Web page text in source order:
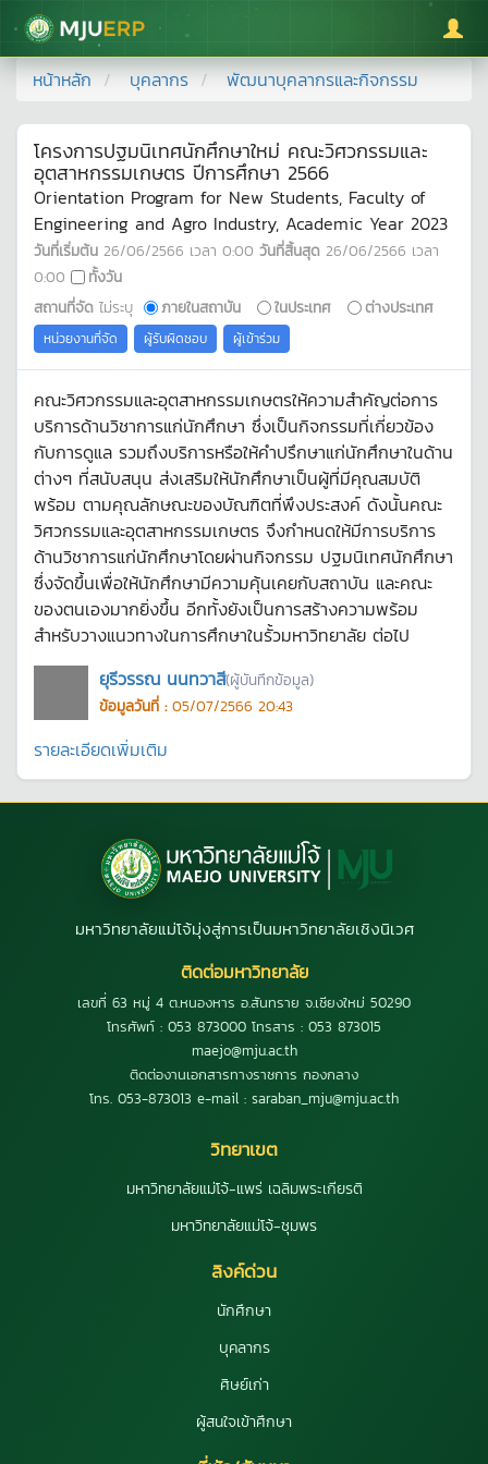
มหาวิทยาลัยแม่โจ้
หน้าหลัก บุคลากร พัฒนาบุคลากรและกิจกรรม
โครงการปฐมนิเทศนักศึกษาใหม่ คณะวิศวกรรมและ
อุตสาหกรรมเกษตร ปีการศึกษา 2566
Orientation Program for New Students, Faculty of
Engineering and Agro Industry, Academic Year 2023
วันที่เริ่มต้น 26/06/2566 เวลา 0:00 วันที่สิ้นสุด 26/06/2566 เวลา
0:00
ทั้งวัน
สถานที่จัด ไม่ระบุ ภายในสถาบัน ในประเทศ ต่างประเทศ
หน่วยงานที่จัด ผู้รับผิดชอบ ผู้เข้าร่วม
คณะวิศวกรรมและอุตสาหกรรมเกษตรให้ความสำคัญต่อการ
บริการด้านวิชาการแก่นักศึกษา ซึ่งเป็นกิจกรรมที่เกี่ยวข้อง
กับการดูแล รวมถึงบริการหรือให้คำปรึกษาแก่นักศึกษาในด้าน
ต่างๆ ที่สนับสนุน ส่งเสริมให้นักศึกษาเป็นผู้ที่มีคุณสมบัติ
พร้อม ตามคุณลักษณะของบัณฑิตที่พึงประสงค์ ดังนั้นคณะ
วิศวกรรมและอุตสาหกรรมเกษตร จึงกำหนดให้มีการบริการ
ด้านวิชาการแก่นักศึกษาโดยผ่านกิจกรรม ปฐมนิเทศนักศึกษา
ซึ่งจัดขึ้นเพื่อให้นักศึกษามีความคุ้นเคยกับสถาบัน และคณะ
ของตนเองมากยิ่งขึ้น อีกทั้งยังเป็นการสร้างความพร้อม
สำหรับวางแนวทางในการศึกษาในรั้วมหาวิทยาลัย ต่อไป
ยุรีวรรณ นนทวาสี(ผู้บันทึกข้อมูล)
ข้อมูลวันที่ : 05/07/2566 20:43
รายละเอียดเพิ่มเติม
มหาวิทยาลัยแม่โจ้มุ่งสู่การเป็นมหาวิทยาลัยเชิงนิเวศ
ติดต่อมหาวิทยาลัย
เลขที่ 63 หมู่ 4 ต.หนองหาร อ.สันทราย จ.เชียงใหม่ 50290
โทรศัพท์ : 053 873000 โทรสาร : 053 873015
maejo@mju.ac.th
ติดต่องานเอกสารทางราชการ กองกลาง
โทร. 053-873013 e-mail : saraban_mju@mju.ac.th
วิทยาเขต
มหาวิทยาลัยแม่โจ้-แพร่ เฉลิมพระเกียรติ
มหาวิทยาลัยแม่โจ้-ชุมพร
ลิงค์ด่วน
นักศึกษา
บุคลากร
ศิษย์เก่า
ผู้สนใจเข้าศึกษา